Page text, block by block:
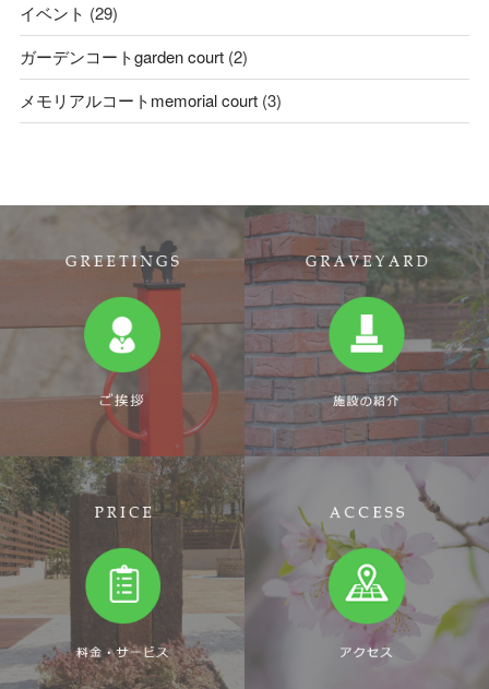
イベント (29)
ガーデンコートgarden court(2)
メモリアルコートmemorial court(3)